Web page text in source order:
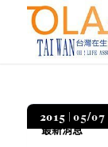
2015 05/07
最新消息